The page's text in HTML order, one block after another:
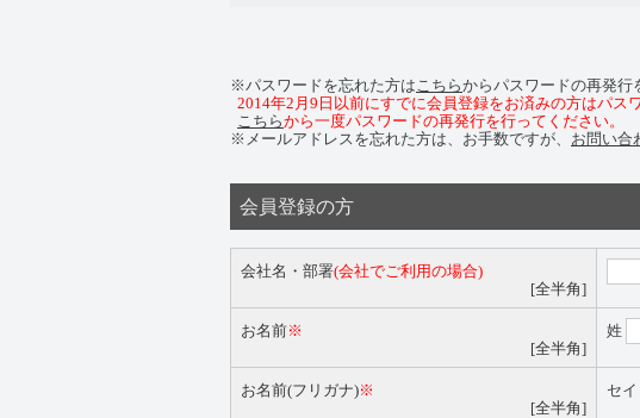
※パスワードを忘れた方は こちらからパスワードの再発行
2014年2月9日以前にすでに会員登録をお済みの方はパス
こちらから一度パスワードの再発行を行ってください。
※メールアドレスを忘れた方は、お手数ですが、 お問い合
会員登録の方
会社名・部署(会社でご利用の場合)
[全半角]
お名前※
[全半角]
姓
お名前(フリガナ)※
[全半角]
セイ